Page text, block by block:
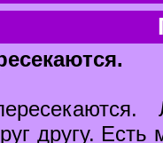
другу. Есть